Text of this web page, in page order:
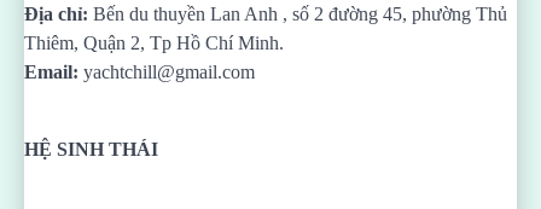
Địa chỉ: Bến du thuyền Lan Anh , số 2 đường 45, phường Thủ
Thiêm, Quận 2, Tp Hồ Chí Minh.
Email: yachtchill@gmail.com
HỆ SINH THÁI